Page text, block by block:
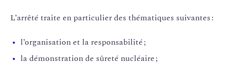
L’arrêté traite en particulier des thématiques suivantes :
l’organisation et la responsabilité ;
la démonstration de sûreté nucléaire ;